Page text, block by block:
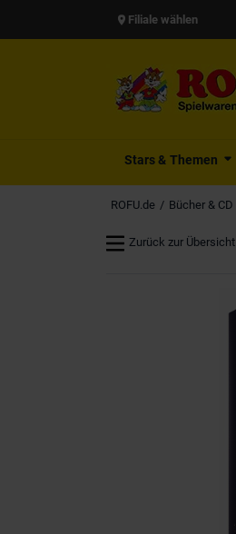
Filiale wählen
Stars & Themen
ROFU.de Bücher & CD
Zurück zur Übersicht